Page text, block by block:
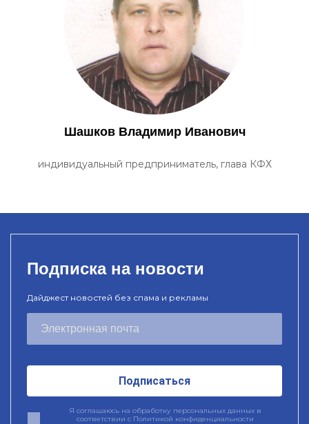
Шашков Владимир Иванович
индивидуальный предприниматель, глава КФХ
Подписка на новости
Дайджест новостей без спама и рекламы
Подписаться
Я соглашаюсь на обработку персональных данных в
соответствии с Политикой конфиденциальности